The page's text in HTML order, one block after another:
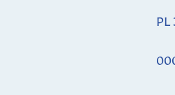
PL